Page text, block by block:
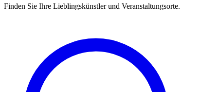
Finden Sie Ihre Lieblingskünstler und Veranstaltungsorte.